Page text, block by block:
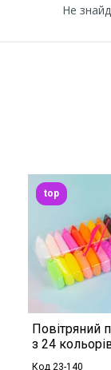
Не
Повітряний
з 24
Код 23-140
top